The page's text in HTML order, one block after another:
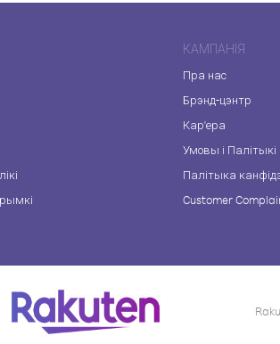
КАМПАНІЯ
Пра нас
Брэнд-цэнтр
Кар'ера
Умовы і Палітыкі
Палітыка
Customer